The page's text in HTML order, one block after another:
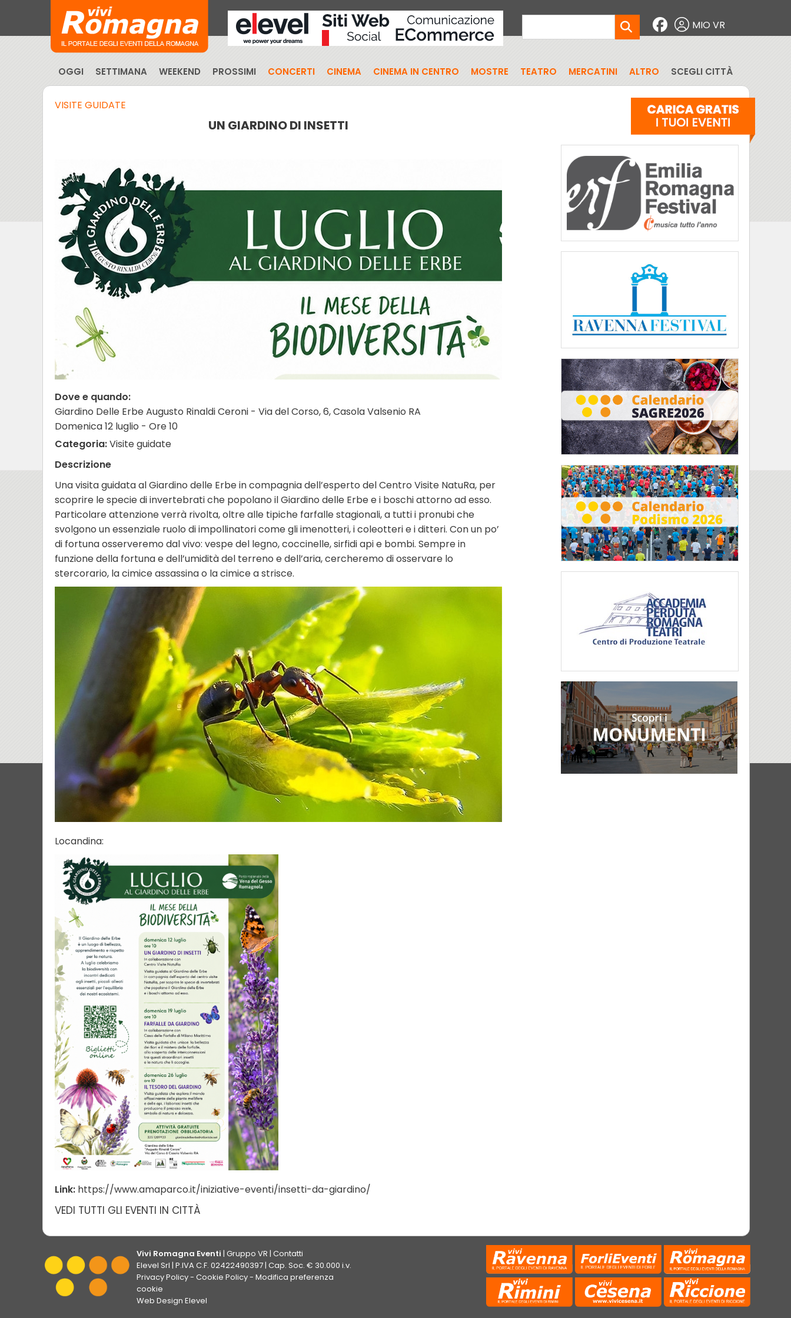
MIO VR
OGGI SETTIMANA WEEKEND PROSSIMI CONCERTI CINEMA CINEMA IN CENTRO MOSTRE TEATRO MERCATINI ALTRO SCEGLI CITTÀ
VISITE GUIDATE
UN GIARDINO DI INSETTI
Dove e quando:
Giardino Delle Erbe Augusto Rinaldi Ceroni - Via del Corso, 6, Casola Valsenio RA
Domenica 12 luglio - Ore 10
Categoria:Visite guidate
Descrizione
Una visita guidata al Giardino delle Erbe in compagnia dell’esperto del Centro Visite NatuRa, per
scoprire le specie di invertebrati che popolano il Giardino delle Erbe e i boschi attorno ad esso.
Particolare attenzione verrà rivolta, oltre alle tipiche farfalle stagionali, a tutti i pronubi che
svolgono un essenziale ruolo di impollinatori come gli imenotteri, i coleotteri e i ditteri. Con un po’
di fortuna osserveremo dal vivo: vespe del legno, coccinelle, sirfidi api e bombi. Sempre in
funzione della fortuna e dell’umidità del terreno e dell’aria, cercheremo di osservare lo
stercorario, la cimice assassina o la cimice a strisce.
Locandina:
Link: https://www.amaparco.it/iniziative-eventi/insetti-da-giardino/
VEDI TUTTI GLI EVENTI IN CITTÀ
Vivi Romagna Eventi | Gruppo VR | Contatti
Elevel Srl | P.IVA C.F. 02422490397 | Cap. Soc. € 30.000 i.v.
Privacy Policy- Cookie Policy- Modifica preferenza
cookie
Web Design Elevel